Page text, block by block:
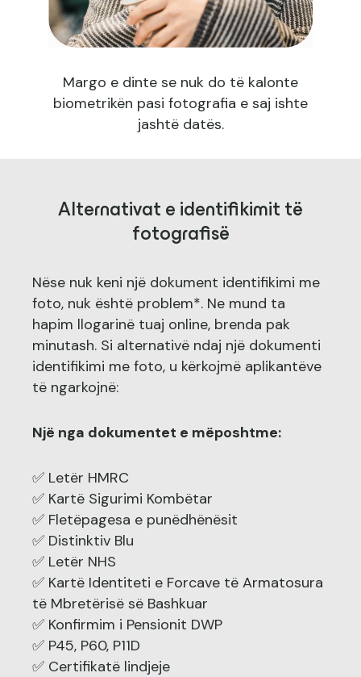
Margo e dinte se nuk do të kalonte
biometrikën pasi fotografia e saj ishte
jashtë datës.
Alternativat e identifikimit të
fotografisë
Nëse nuk keni një dokument identifikimi me
foto, nuk është problem*. Ne mund ta
hapim llogarinë tuaj online, brenda pak
minutash. Si alternativë ndaj një dokumenti
identifikimi me foto, u kërkojmë aplikantëve
të ngarkojnë:
Një nga dokumentet e mëposhtme:
✅ Letër HMRC
✅ Kartë Sigurimi Kombëtar
✅ Fletëpagesa e punëdhënësit
✅ Distinktiv Blu
✅ Letër NHS
✅ Kartë Identiteti e Forcave të Armatosura
të Mbretërisë së Bashkuar
✅ Konfirmim i Pensionit DWP
✅ P45, P60, P11D
✅ Certifikatë lindjeje